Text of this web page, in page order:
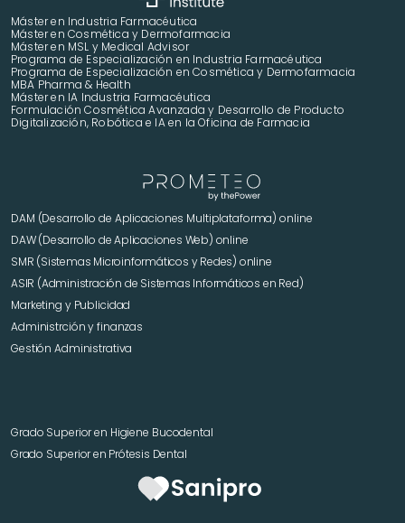
Máster en Industria Farmacéutica
Máster en Cosmética y Dermofarmacia
Máster en MSL y Medical Advisor
Programa de Especialización en Industria Farmacéutica
Programa de Especialización en Cosmética y Dermofarmacia
MBA Pharma & Health
Máster en IA Industria Farmacéutica
Formulación Cosmética Avanzada y Desarrollo de Producto
Digitalización, Robótica e IA en la Oficina de Farmacia
DAM (Desarrollo de Aplicaciones Multiplataforma) online
DAW (Desarrollo de Aplicaciones Web) online
SMR (Sistemas Microinformáticos y Redes) online
ASIR (Administración de Sistemas Informáticos en Red)
Marketing y Publicidad
Administrción y finanzas
Gestión Administrativa
Grado Superior en Higiene Bucodental
Grado Superior en Prótesis Dental